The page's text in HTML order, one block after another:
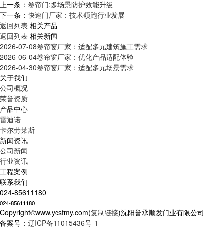
上一条： 卷帘门:多场景防护效能升级​
下一条：快速门厂家：技术领跑行业发展
返回列表 相关产品
返回列表 相关新闻
2026-07-08卷帘窗厂家：适配多元建筑施工需求
2026-06-04卷帘窗厂家：优化产品适配体验
2026-04-30卷帘窗厂家：适配多元场景需求
关于我们
公司概况
荣誉资质
产品中心
雷迪诺
卡尔劳莱斯
新闻资讯
公司新闻
行业资讯
工程案例
联系我们
024-85611180
024-85611180
Copyright©www.ycsfmy.com(复制链接)沈阳誉承顺发门业有限公司
备案号： 辽ICP备11015436号-1